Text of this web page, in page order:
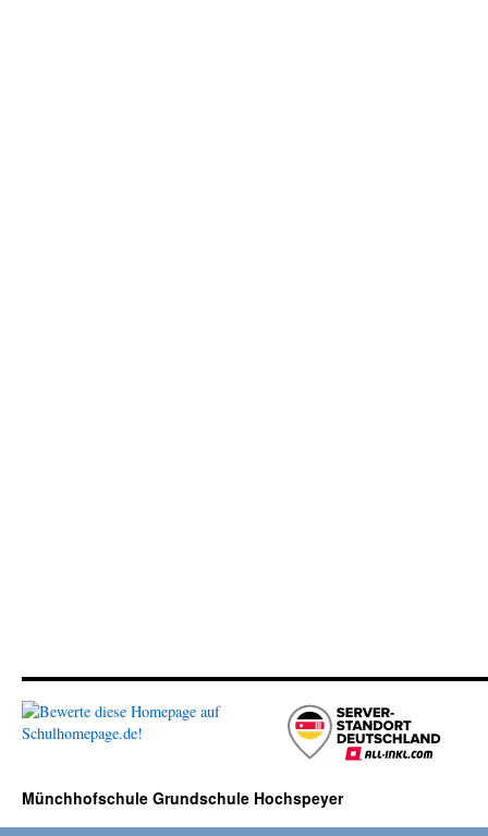
Münchhofschule Grundschule Hochspeyer